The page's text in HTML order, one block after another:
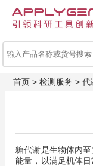
首页> 检测服务 > 代
糖代谢是生物体内
能量，以满足机体